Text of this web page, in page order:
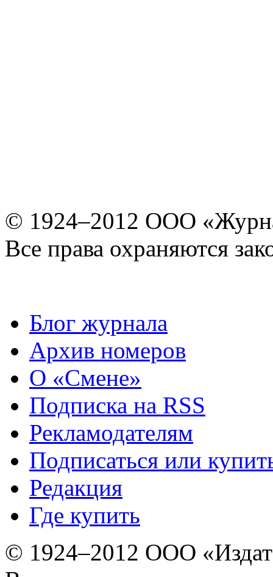
© 1924–2012 ООО
Все права охраняются
Блог журнала
Архив номеров
О «Смене»
Подписка на RSS
Рекламодателям
Подписаться или
Редакция
Где купить
© 1924–2012 ООО